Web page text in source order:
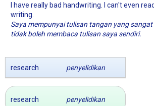
I have really bad handwriting. I can't even
writing.
Saya mempunyai tulisan tangan yang sangat
tidak boleh membaca tulisan saya sendiri.
research penyelidikan
research penyelidikan